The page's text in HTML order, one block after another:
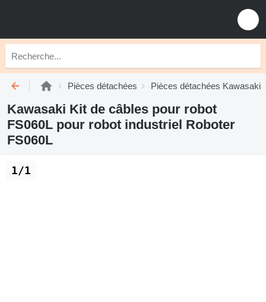
Pièces détachées Pièces détachées Kawasaki
Kawasaki Kit de câbles pour robot
FS060L pour robot industriel Roboter
FS060L
1/1